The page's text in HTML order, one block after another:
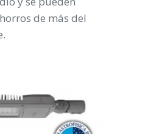
de más del